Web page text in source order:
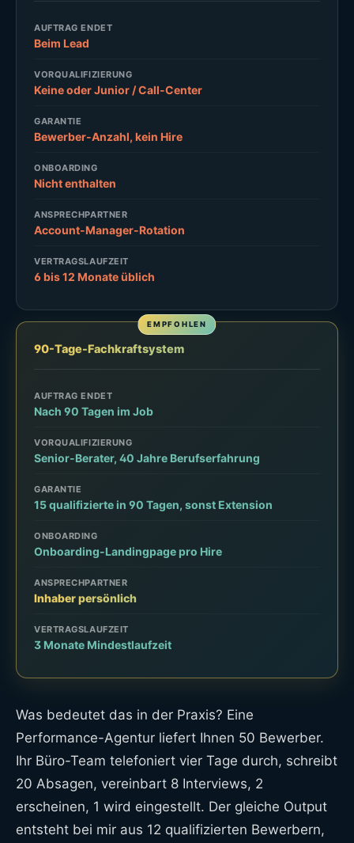
AUFTRAG ENDET
Beim Lead
VORQUALIFIZIERUNG
Keine oder Junior / Call-Center
GARANTIE
Bewerber-Anzahl, kein Hire
ONBOARDING
Nicht enthalten
ANSPRECHPARTNER
Account-Manager-Rotation
VERTRAGSLAUFZEIT
6 bis 12 Monate üblich
90-Tage-Fachkraftsystem
AUFTRAG ENDET
Nach 90 Tagen im Job
VORQUALIFIZIERUNG
Senior-Berater, 40 Jahre Berufserfahrung
GARANTIE
15 qualifizierte in 90 Tagen, sonst Extension
ONBOARDING
Onboarding-Landingpage pro Hire
ANSPRECHPARTNER
Inhaber persönlich
VERTRAGSLAUFZEIT
3 Monate Mindestlaufzeit
Was bedeutet das in der Praxis? Eine
Performance-Agentur liefert Ihnen 50 Bewerber.
Ihr Büro-Team telefoniert vier Tage durch, schreibt
20 Absagen, vereinbart 8 Interviews, 2
erscheinen, 1 wird eingestellt. Der gleiche Output
entsteht bei mir aus 12 qualifizierten Bewerbern,